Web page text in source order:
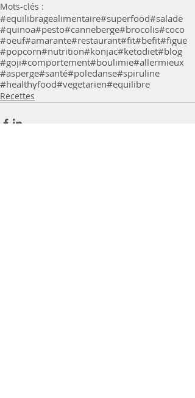
Mots-clés :
#equilibragealimentaire#superfood#salade
#quinoa#pesto#canneberge#brocolis#coco
#oeuf#amarante#restaurant#fit#befit#figue
#popcorn#nutrition#konjac#ketodiet#blog
#goji#comportement#boulimie#allermieux
#asperge#santé#poledanse#spiruline
#healthyfood#vegetarien#equilibre
Recettes